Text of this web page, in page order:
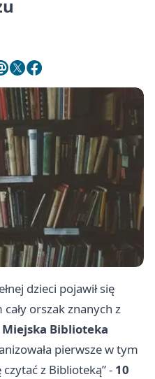
dzieci pojawił się
orszak znanych z
Biblioteka
pierwsze w tym
z Biblioteką” - 10